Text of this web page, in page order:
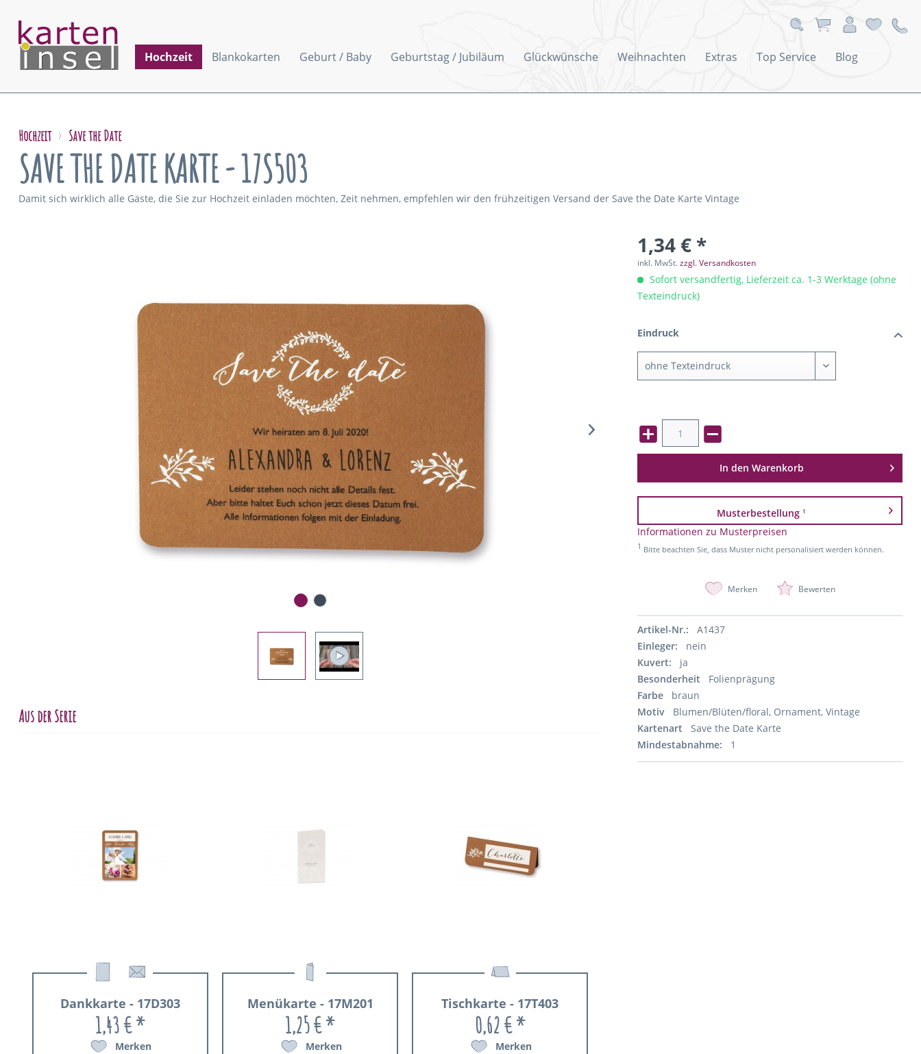
Hochzeit Blankokarten Geburt / Baby Geburtstag / Jubiläum Glückwünsche Weihnachten Extras Top Service Blog
Hochzeit Save the Date
SAVE THE DATE KARTE - 17S503
Damit sich wirklich alle Gäste, die Sie zur Hochzeit einladen möchten, Zeit nehmen, empfehlen wir den frühzeitigen Versand der Save the Date Karte Vintage
Aus der Serie
Dankkarte - 17D303
1,43 € *
Merken
Menükarte - 17M201
1,25 € *
Merken
Tischkarte - 17T403
0,62 € *
Merken
1,34 € *
inkl. MwSt.zzgl. Versandkosten
Sofort versandfertig, Lieferzeit ca. 1-3 Werktage (ohne
Texteindruck)
Eindruck
In den Warenkorb
Musterbestellung 1
Informationen zu Musterpreisen
1 Bitte beachten Sie, dass Muster nicht personalisiert werden können.
Merken Bewerten
Artikel-Nr.:
A1437
Einleger:
nein
Kuvert:
ja
Besonderheit
Folienprägung
Farbe
braun
Motiv
Blumen/Blüten/floral, Ornament, Vintage
Kartenart
Save the Date Karte
Mindestabnahme:
1